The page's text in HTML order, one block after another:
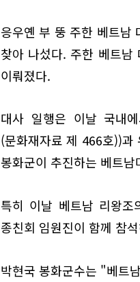
응우옌 부 뚱 주한 베트남
찾아 나섰다. 주한 베트남
이뤄졌다.
대사 일행은 이날 국내
(문화재자료 제 466호))과
봉화군이 추진하는 베트
특히 이날 베트남 리왕
종친회 임원진이 함께 참
박현국 봉화군수는 "베트